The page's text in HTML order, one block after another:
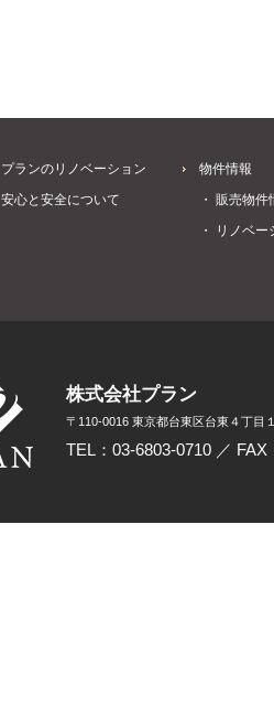
プランのリノベーション
安心と安全について
物件情報
・ 販売物件
・ リノベ
株式会社プラン
〒110-0016 東京都台東区台東４丁目
TEL：03-6803-0710 ／ FAX